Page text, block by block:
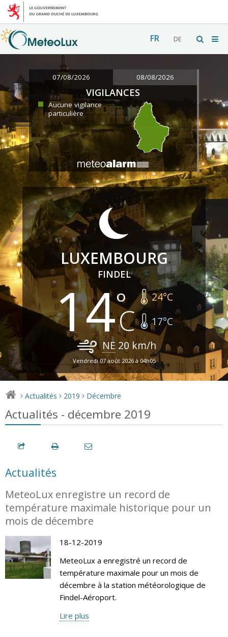
FR DE
07/08/2026 08/08/2026
VIGILANCES
Aucune vigilance
particulière
LUXEMBOURG
FINDEL
14 24°C
17°C
NE 20 km/h
Vendredi 07 août 2026 à 04h05
> Actualités > 2019 > Décembre
Actualités - décembre 2019
Actualités
MeteoLux enregistre un record de
température maximale historique pour un
mois de décembre
18-12-2019
MeteoLux a enregistré un record de
température maximale pour un mois de
décembre à la station météorologique de
Findel-Aéroport.
Lire plus